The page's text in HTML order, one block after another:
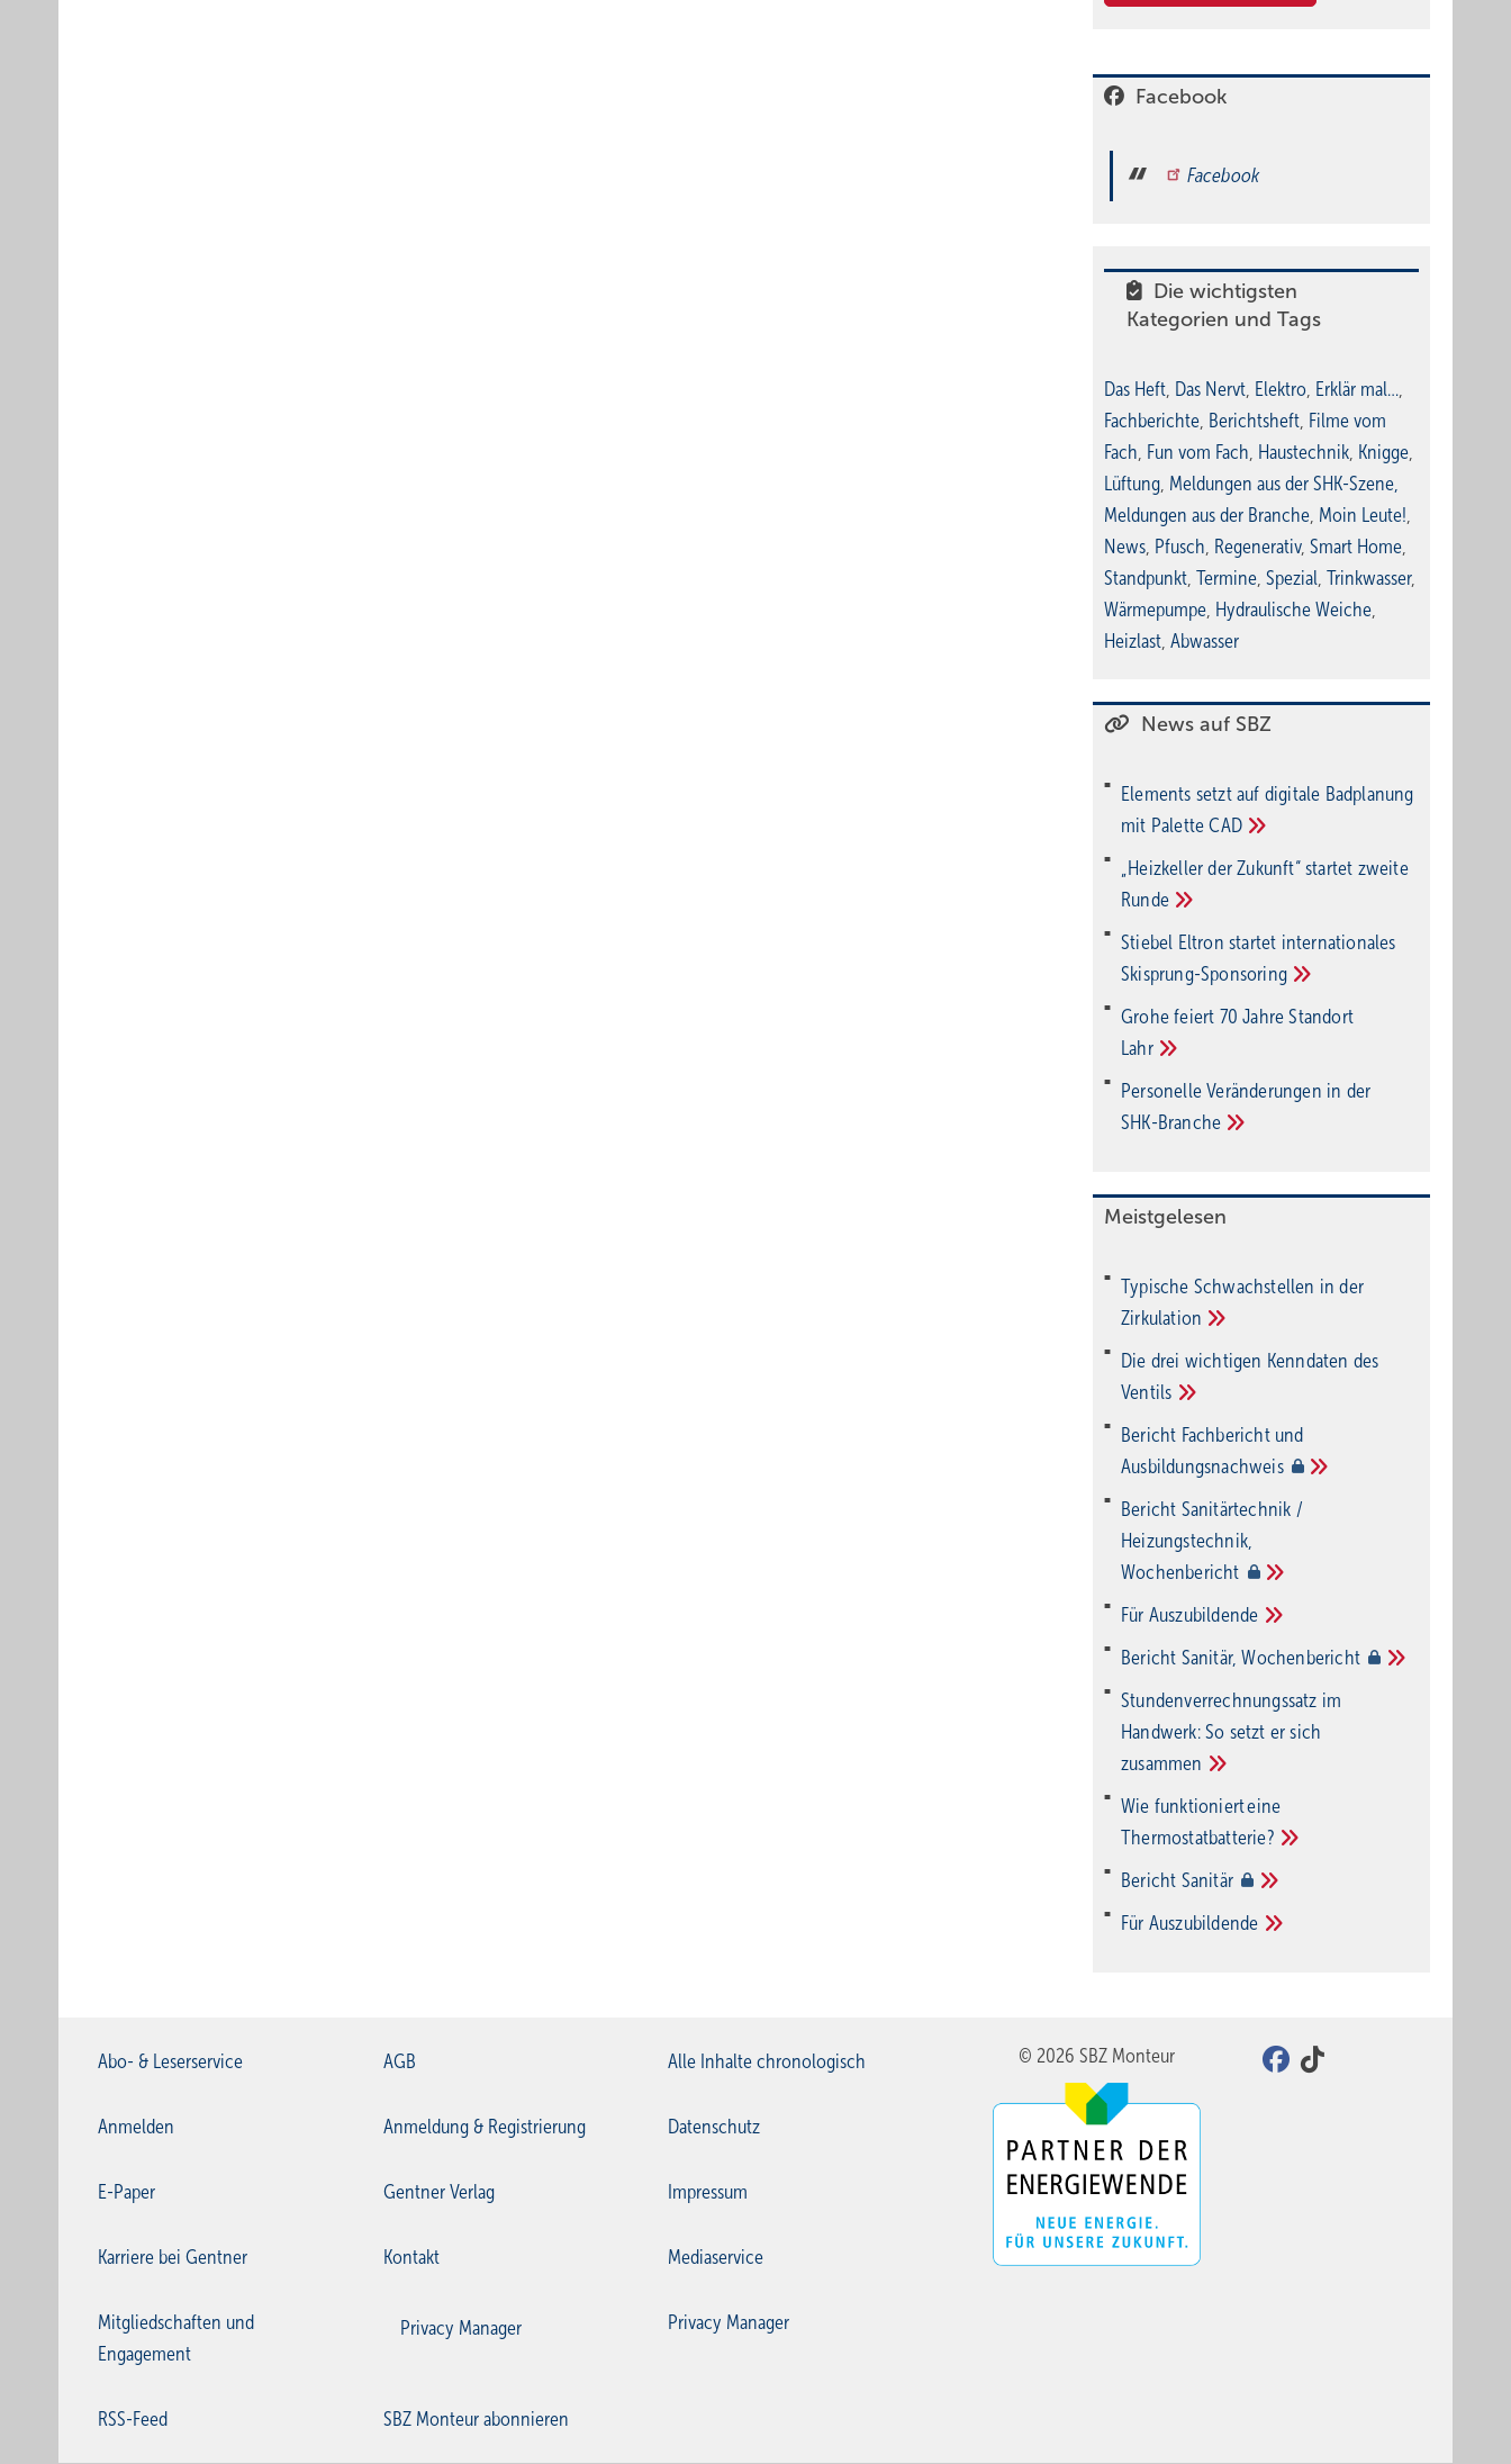
Facebook
Facebook
Die wichtigsten
Kategorien und Tags
Das Heft, Das Nervt, Elektro, Erklär mal…,
Fachberichte, Berichtsheft, Filme vom
Fach, Fun vom Fach, Haustechnik, Knigge,
Lüftung, Meldungen aus der SHK-Szene,
Meldungen aus der Branche, Moin Leute!,
News, Pfusch, Regenerativ, Smart Home,
Standpunkt, Termine, Spezial, Trinkwasser,
Wärmepumpe, Hydraulische Weiche,
Heizlast, Abwasser
News auf SBZ
Elements setzt auf di­gi­ta­le Bad­pla­nung
mit PaletteCAD
„Heizkeller der Zu­kunft“ star­tet zwei­te
Run­de
Stiebel Eltron startet internatio­nales
Ski­sprung-Spon­soring
Grohe feiert 70 Jahre Standort
Lahr
Personelle Veränderungen in der
SHK-Branche
Meistgelesen
Typische Schwachstellen in der
Zirkulation
Die drei wichtigen Kenndaten des
Ventils
Bericht Fachbericht und
Ausbildungsnachweis
Bericht Sanitärtechnik /
Heizungstechnik,
Wochenbericht
Für Auszubildende
Bericht Sanitär,Wochenbericht
Stundenverrechnungssatz im
Handwerk: So setzt er sich
zusammen
Wie funktioniert eine
Thermostatbatterie?
Bericht Sanitär
Für Auszubildende
Abo- & Leserservice AGB Alle Inhalte chronologisch
Anmelden Anmeldung & Registrierung Datenschutz
E-Paper Gentner Verlag Impressum
Karriere bei Gentner Kontakt Mediaservice
Mitgliedschaften und
Engagement
Privacy Manager Privacy Manager
RSS-Feed SBZ Monteur abonnieren
© 2026 SBZ Monteur